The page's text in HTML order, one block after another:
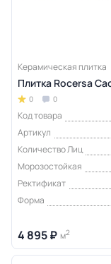
Керамическая плитка
Плитка Rocersa
0 0
Код товара
Артикул
Количество Лиц
Морозостойкая
Ректификат
Форма
4 895 ₽ м2